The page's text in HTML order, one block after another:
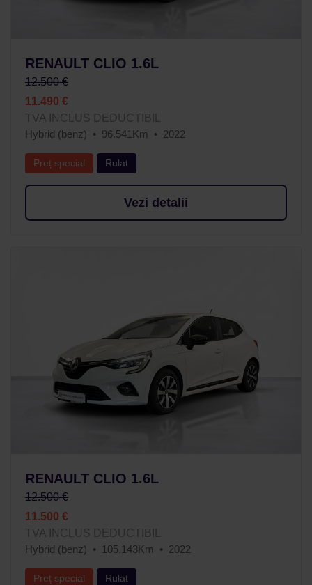
RENAULT CLIO 1.6L
12.500 €
11.490 €
TVA INCLUS DEDUCTIBIL
Hybrid (benz)
96.541Km 2022
Preț special Rulat
Vezi detalii
RENAULT CLIO 1.6L
12.500 €
11.500 €
TVA INCLUS DEDUCTIBIL
Hybrid (benz)
105.143Km 2022
Preț special Rulat